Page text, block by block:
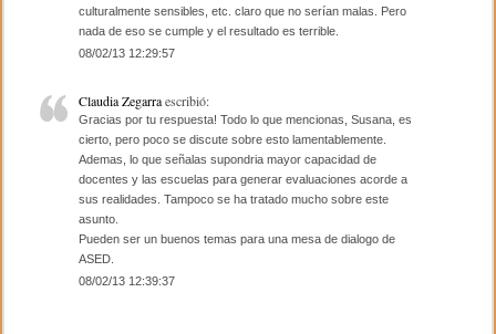
culturalmente sensibles, etc. claro que no serían malas. Pero
nada de eso se cumple y el resultado es terrible.
08/02/13 12:29:57
Claudia Zegarraescribió:
Gracias por tu respuesta! Todo lo que mencionas, Susana, es
cierto, pero poco se discute sobre esto lamentablemente.
Ademas, lo que señalas supondria mayor capacidad de
docentes y las escuelas para generar evaluaciones acorde a
sus realidades. Tampoco se ha tratado mucho sobre este
asunto.
Pueden ser un buenos temas para una mesa de dialogo de
ASED.
08/02/13 12:39:37